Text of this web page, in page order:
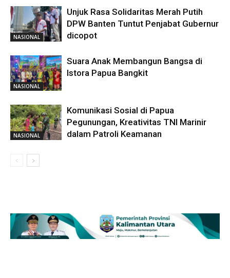
NASIONAL
Unjuk Rasa Solidaritas Merah Putih
DPW Banten Tuntut Penjabat Gubernur
dicopot
NASIONAL
Suara Anak Membangun Bangsa di
Istora Papua Bangkit
NASIONAL
Komunikasi Sosial di Papua
Pegunungan, Kreativitas TNI Marinir
dalam Patroli Keamanan